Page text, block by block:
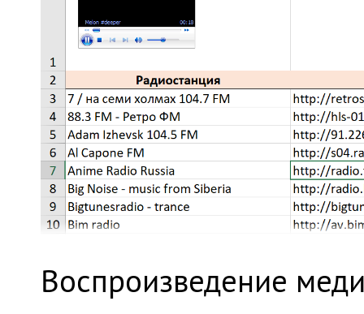
Воспроизведение